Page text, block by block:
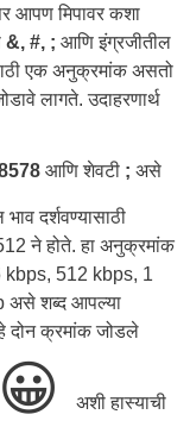
आपण मिपावर कशा
&, #, ; आणि इंग्रजीतील
एक अनुक्रमांक असतो
लागते. उदाहरणार्थ
आणि शेवटी ;असे
दर्शवण्यासाठी
ने होते. हा अनुक्रमांक
kbps, 512 kbps, 1
असे शब्द आपल्या
दोन क्रमांक जोडले
😀अशी हास्याची